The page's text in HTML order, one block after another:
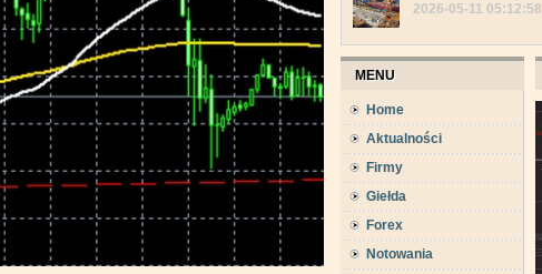
2026-05-11 05:12:58
MENU
Home
Aktualności
Firmy
Giełda
Forex
Notowania